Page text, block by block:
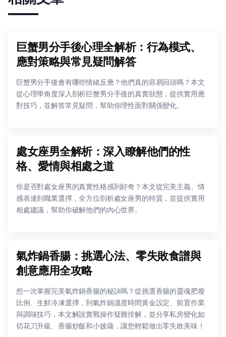
巨蟹男分手後心理全解析：行為模式、
應對策略與常見疑問解答
巨蟹男分手後會有哪些情緒反應？他們真的容易回頭嗎？本文
從心理學角度深入剖析巨蟹男分手後的真實狀態，提供實用應
對技巧，並解答常見疑問，幫助你理性面對關係變化。
處女座男全解析：深入瞭解他們的性
格、愛情與相處之道
你是否對處女座男的真實性格感到好奇？本文從完美主義、情
感表達到職業選擇，全方位剖析處女座男的特質，並提供實用
相處建議，幫助你破解他們的內心世界。
氣炸鍋香腸：挑選心法、零失敗食譜與
創意應用全攻略
想一次掌握完美氣炸鍋香腸的秘訣嗎？從挑選香腸的靈魂肥瘦
比例、生鮮冷凍選擇，到氣炸鍋溫度時間黃金設定、前置作業
與調味技巧，本文解說實戰操作疑難排解，並分享私房變化如
切花刀升級、香腸炒飯和小披薩，讓您輕鬆做出零失敗美味！